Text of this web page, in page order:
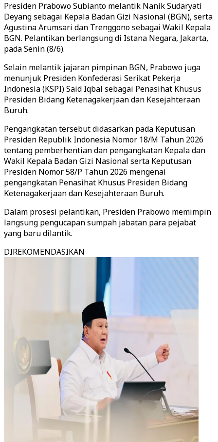
Presiden Prabowo Subianto melantik Nanik Sudaryati
Deyang sebagai Kepala Badan Gizi Nasional (BGN), serta
Agustina Arumsari dan Trenggono sebagai Wakil Kepala
BGN. Pelantikan berlangsung di Istana Negara, Jakarta,
pada Senin (8/6).
Selain melantik jajaran pimpinan BGN, Prabowo juga
menunjuk Presiden Konfederasi Serikat Pekerja
Indonesia (KSPI) Said Iqbal sebagai Penasihat Khusus
Presiden Bidang Ketenagakerjaan dan Kesejahteraan
Buruh.
Pengangkatan tersebut didasarkan pada Keputusan
Presiden Republik Indonesia Nomor 18/M Tahun 2026
tentang pemberhentian dan pengangkatan Kepala dan
Wakil Kepala Badan Gizi Nasional serta Keputusan
Presiden Nomor 58/P Tahun 2026 mengenai
pengangkatan Penasihat Khusus Presiden Bidang
Ketenagakerjaan dan Kesejahteraan Buruh.
Dalam prosesi pelantikan, Presiden Prabowo memimpin
langsung pengucapan sumpah jabatan para pejabat
yang baru dilantik.
DIREKOMENDASIKAN